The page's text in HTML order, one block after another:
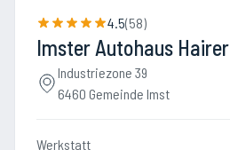
4.5(58)
Imster Autohaus Hairer
Industriezone 39
6460 Gemeinde Imst
Werkstatt